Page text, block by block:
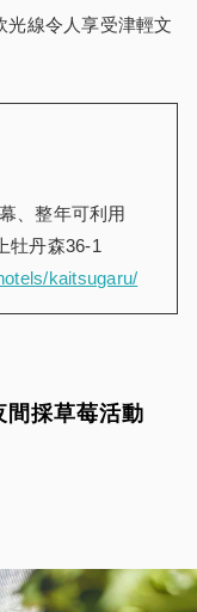
光線令人享受津輕文
、整年可利用
牡丹森36-1
kaitsugaru/
間採草莓活動